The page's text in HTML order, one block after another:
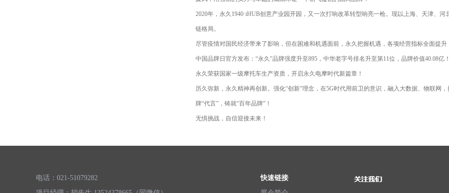
2020年，永久1940·iHUB创意产业园开园，又一次打响改革转型响亮一枪。现以上海、天津、
链格局。
尽管疫情对国民经济带来了影响，但在困难和机遇面前，永久把握机遇，各项经营指标全面提
中国品牌日官方发布：“永久”品牌强度升至895，中华老字号排名升至第11位，品牌价值40.08亿！
永久荣获国家一级摩托车生产资质，开启永久电摩时代新篇章！
历久弥新，永久精神再创新。强化“创新”理念，在5G时代用前卫的意识，融入大数据、物联网
牌“代言”，铸就“百年品牌”！
无惧挑战，自信迎接未来！
电话：021-51079282
快速链接